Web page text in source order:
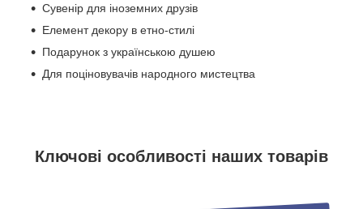
Сувенір для іноземних друзів
Елемент декору в етно-стилі
Подарунок з українською душею
Для поціновувачів народного мистецтва
Ключові особливості наших товарів